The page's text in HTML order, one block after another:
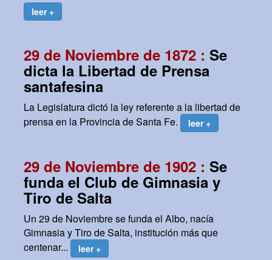
leer +
29 de Noviembre de 1872 : Se
dicta la Libertad de Prensa
santafesina
La Legislatura dictó la ley referente a la libertad de
prensa en la Provincia de Santa Fe.
leer +
29 de Noviembre de 1902 : Se
funda el Club de Gimnasia y
Tiro de Salta
Un 29 de Noviembre se funda el Albo, nacía
Gimnasia y Tiro de Salta, institución más que
centenar...
leer +